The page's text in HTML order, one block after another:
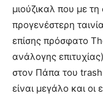
μιούζικαλ που με
προγενέστερη
επίσης πρόσφατο
ανάλογης
στον Πάπα του
είναι μεγάλο και οι